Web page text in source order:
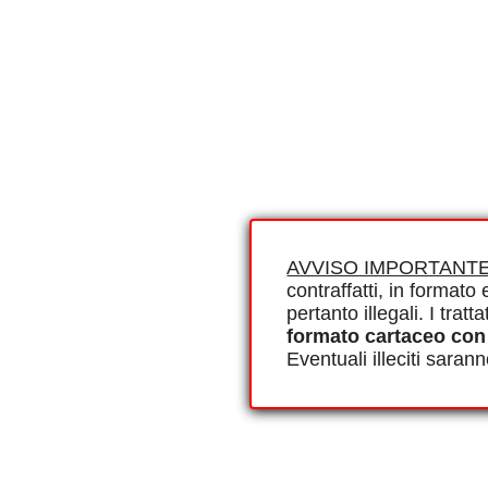
AVVISO
contraffatti, in formato
pertanto illegali. I
formato cartaceo
Eventuali illeciti